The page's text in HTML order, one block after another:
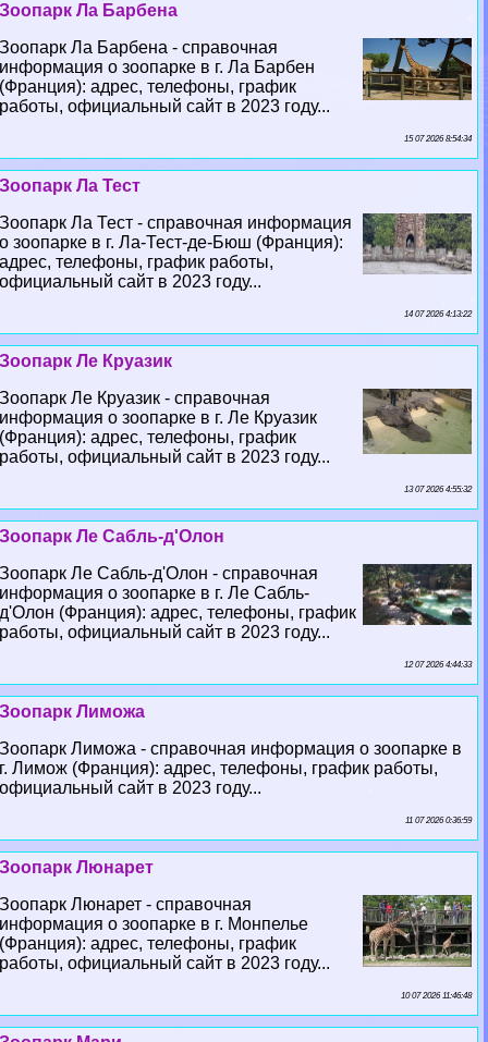
Зоопарк Ла Барбена
Зоопарк Ла Барбена - справочная
информация о зоопарке в г. Ла Барбен
(Франция): адрес, телефоны, график
работы, официальный сайт в 2023 году...
15 07 2026 8:54:34
Зоопарк Ла Тест
Зоопарк Ла Тест - справочная информация
о зоопарке в г. Ла-Тест-де-Бюш (Франция):
адрес, телефоны, график работы,
официальный сайт в 2023 году...
14 07 2026 4:13:22
Зоопарк Ле Круазик
Зоопарк Ле Круазик - справочная
информация о зоопарке в г. Ле Круазик
(Франция): адрес, телефоны, график
работы, официальный сайт в 2023 году...
13 07 2026 4:55:32
Зоопарк Ле Сабль-д'Олон
Зоопарк Ле Сабль-д'Олон - справочная
информация о зоопарке в г. Ле Сабль-
д'Олон (Франция): адрес, телефоны, график
работы, официальный сайт в 2023 году...
12 07 2026 4:44:33
Зоопарк Лиможа
Зоопарк Лиможа - справочная информация о зоопарке в
г. Лимож (Франция): адрес, телефоны, график работы,
официальный сайт в 2023 году...
11 07 2026 0:36:59
Зоопарк Люнарет
Зоопарк Люнарет - справочная
информация о зоопарке в г. Монпелье
(Франция): адрес, телефоны, график
работы, официальный сайт в 2023 году...
10 07 2026 11:46:48